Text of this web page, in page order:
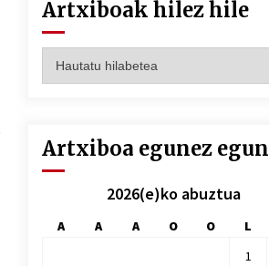
Artxiboak hilez hile
hilez
Artxiboa egunez egun
2026(e)ko abuztua
A A A O O L
1